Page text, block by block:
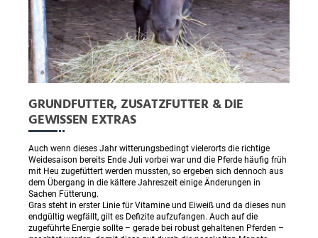
GRUNDFUTTER, ZUSATZFUTTER & DIE
GEWISSEN EXTRAS
Auch wenn dieses Jahr witterungsbedingt vielerorts die richtige
Weidesaison bereits Ende Juli vorbei war und die Pferde häufig früh
mit Heu zugefüttert werden mussten, so ergeben sich dennoch aus
dem Übergang in die kältere Jahreszeit einige Änderungen in
Sachen Fütterung.
Gras steht in erster Linie für Vitamine und Eiweiß und da dieses nun
endgültig wegfällt, gilt es Defizite aufzufangen. Auch auf die
zugeführte Energie sollte – gerade bei robust gehaltenen Pferden –